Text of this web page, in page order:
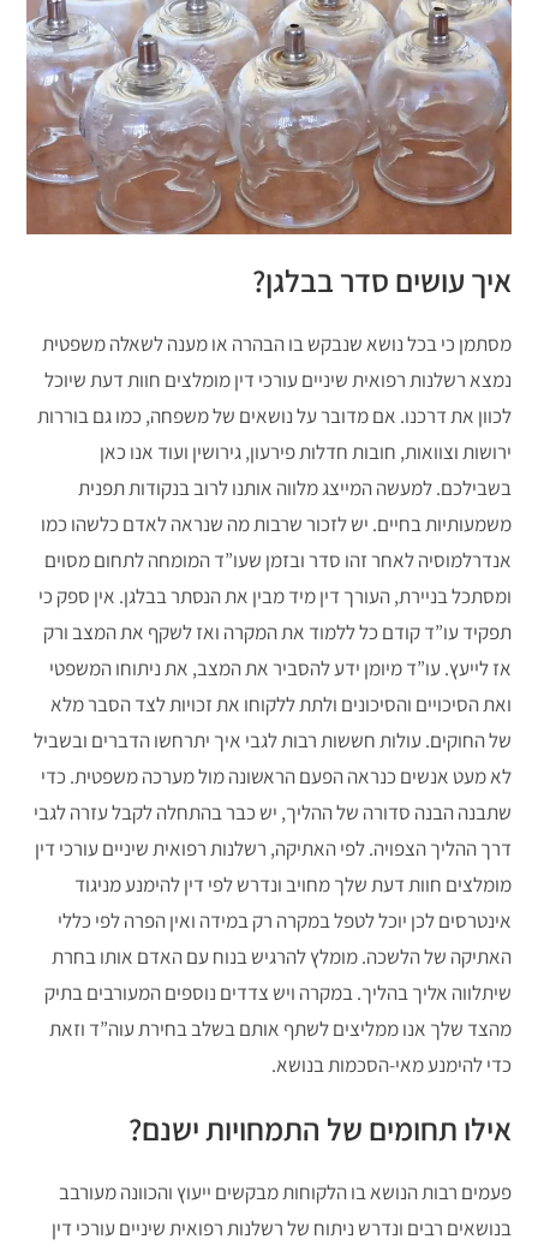
איך עושים סדר בבלגן?
מסתמן כי בכל נושא שנבקש בו הבהרה או מענה לשאלה משפטית
נמצא רשלנות רפואית שיניים עורכי דין מומלצים חוות דעת שיוכל
לכוון את דרכנו. אם מדובר על נושאים של משפחה, כמו גם בוררות
ירושות וצוואות, חובות חדלות פירעון, גירושין ועוד אנו כאן
בשבילכם. למעשה המייצג מלווה אותנו לרוב בנקודות תפנית
משמעותיות בחיים. יש לזכור שרבות מה שנראה לאדם כלשהו כמו
אנדרלמוסיה לאחר זהו סדר ובזמן שעו”ד המומחה לתחום מסוים
ומסתכל בניירת, העורך דין מיד מבין את הנסתר בבלגן. אין ספק כי
תפקיד עו”ד קודם כל ללמוד את המקרה ואז לשקף את המצב ורק
אז לייעץ. עו”ד מיומן ידע להסביר את המצב, את ניתוחו המשפטי
ואת הסיכויים והסיכונים ולתת ללקוחו את זכויות לצד הסבר מלא
של החוקים. עולות חששות רבות לגבי איך יתרחשו הדברים ובשביל
לא מעט אנשים כנראה הפעם הראשונה מול מערכה משפטית. כדי
שתבנה הבנה סדורה של ההליך, יש כבר בהתחלה לקבל עזרה לגבי
דרך ההליך הצפויה. לפי האתיקה, רשלנות רפואית שיניים עורכי דין
מומלצים חוות דעת שלך מחויב ונדרש לפי דין להימנע מניגוד
אינטרסים לכן יוכל לטפל במקרה רק במידה ואין הפרה לפי כללי
האתיקה של הלשכה. מומלץ להרגיש בנוח עם האדם אותו בחרת
שיתלווה אליך בהליך. במקרה ויש צדדים נוספים המעורבים בתיק
מהצד שלך אנו ממליצים לשתף אותם בשלב בחירת עוה”ד וזאת
כדי להימנע מאי-הסכמות בנושא.
אילו תחומים של התמחויות ישנם?
פעמים רבות הנושא בו הלקוחות מבקשים ייעוץ והכוונה מעורבב
בנושאים רבים ונדרש ניתוח של רשלנות רפואית שיניים עורכי דין